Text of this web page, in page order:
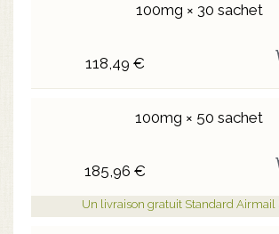
100mg × 30 sachet
118,49 €
100mg × 50 sachet
185,96 €
Un livraison gratuit Standard Airmail